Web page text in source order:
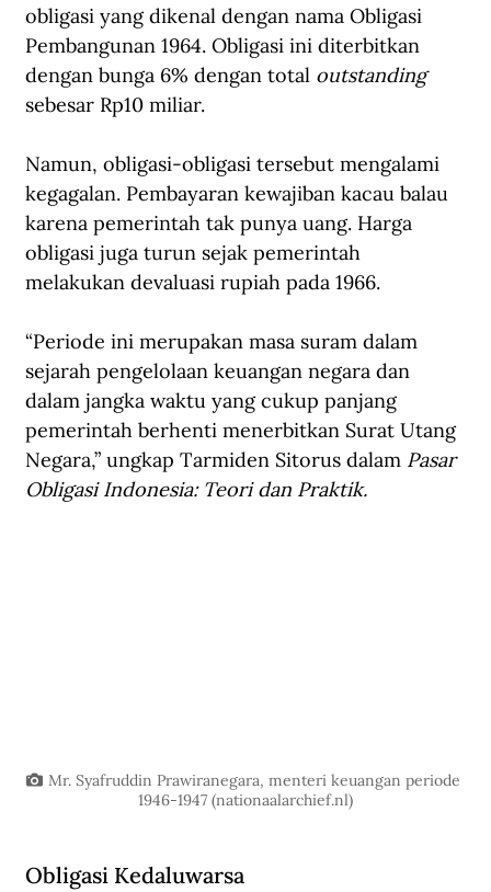
obligasi yang dikenal dengan nama Obligasi
Pembangunan 1964. Obligasi ini diterbitkan
dengan bunga 6% dengan total outstanding
sebesar Rp10 miliar.
Namun, obligasi-obligasi tersebut mengalami
kegagalan. Pembayaran kewajiban kacau balau
karena pemerintah tak punya uang. Harga
obligasi juga turun sejak pemerintah
melakukan devaluasi rupiah pada 1966.
“Periode ini merupakan masa suram dalam
sejarah pengelolaan keuangan negara dan
dalam jangka waktu yang cukup panjang
pemerintah berhenti menerbitkan Surat Utang
Negara,” ungkap Tarmiden Sitorus dalam Pasar
Obligasi Indonesia: Teori dan Praktik.
Mr. Syafruddin Prawiranegara, menteri keuangan periode
1946-1947 (nationaalarchief.nl)
Obligasi Kedaluwarsa